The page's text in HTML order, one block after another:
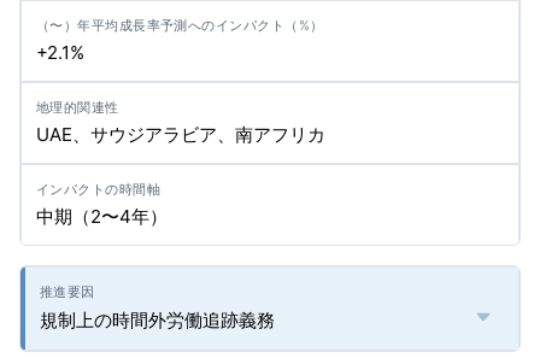
+2.1%
UAE、サウジアラビア、南アフリカ
中期（2〜4年）
規制上の時間外労働追跡義務